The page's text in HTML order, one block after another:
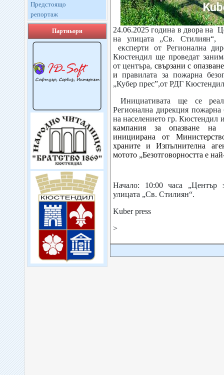
Предстоящо
репортаж
Партньори
24.06.2025 година в двора на
на улицата „Св.
експерти от Регионална
Кюстендил ще проведат
от центъра, свързани с
иправилата за пожарна
„Кубер прес”,от РДГ
Инициативата ще се
Регионална дирекция пожарна
на населението гр. Кюстендил
кампания за опазване на
инициирана от
храните и Изпълнителна
мотото „Безотговорността е
Начало: 10:00 часа „Център
улицата „Св. Стилиян“.
Kuber press
>